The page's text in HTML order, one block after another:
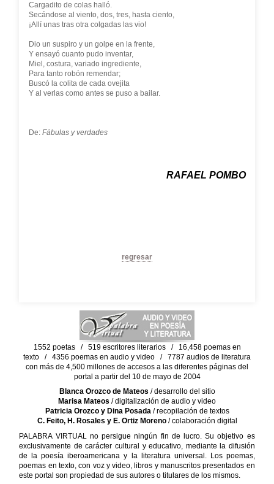
Cargadito de colas halló.
Secándose al viento, dos, tres, hasta ciento,
¡Allí unas tras otra colgadas las vio!
Dio un suspiro y un golpe en la frente,
Y ensayó cuanto pudo inventar,
Miel, costura, variado ingrediente,
Para tanto robón remendar;
Buscó la colita de cada ovejita
Y al verlas como antes se puso a bailar.
De: Fábulas y verdades
RAFAEL POMBO
regresar
1552 poetas / 519 escritores literarios / 16,458 poemas en
texto / 4356 poemas en audio y video / 7787 audios de literatura
con más de 4,500 millones de accesos a las diferentes páginas del
portal a partir del 10 de mayo de 2004
Blanca Orozco de Mateos / desarrollo del sitio
Marisa Mateos / digitalización de audio y video
Patricia Orozco y Dina Posada/ recopilación de textos
C. Feito, H. Rosales y E. Ortiz Moreno/ colaboración digital
PALABRA VIRTUAL no persigue ningún fin de lucro. Su objetivo es
exclusivamente de carácter cultural y educativo, mediante la difusión
de la poesía iberoamericana y la literatura universal. Los poemas,
poemas en texto, con voz y video, libros y manuscritos presentados en
este portal son propiedad de sus autores o titulares de los mismos.